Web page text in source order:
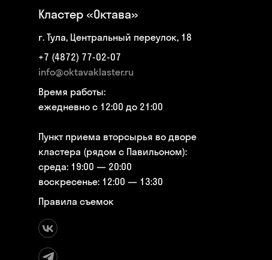
Кластер «Октава»
г. Тула, Центральный переулок, 18
+7 (4872) 77-02-07
info@oktavaklaster.ru
Время работы:
ежедневно с 12:00 до 21:00
Пункт приема вторсырья во дворе
кластера (рядом с Павильоном):
среда: 19:00 — 20:00
воскресенье: 12:00 — 13:30
Правила съемок